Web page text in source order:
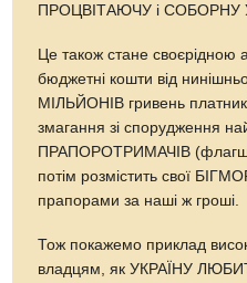
ПРОЦВІТАЮЧУ і СОБОРНУ
Це також стане
бюджетні кошти від
МІЛЬЙОНІВ гривень
змагання зі спорудження
ПРАПОРОТРИМАЧІВ
потім розмістить свої
прапорами за наші ж гроші.
Тож покажемо приклад
владцям, як УКРАЇНУ